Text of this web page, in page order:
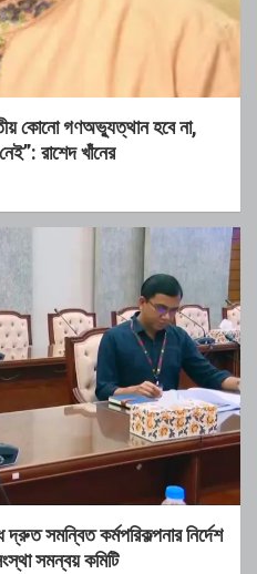
কোনো গণঅভ্যুত্থান হবে না,
রাশেদ খাঁনের
দ্রুত সমন্বিত কর্মপরিকল্পনার নির্দেশ
সমন্বয় কমিটি